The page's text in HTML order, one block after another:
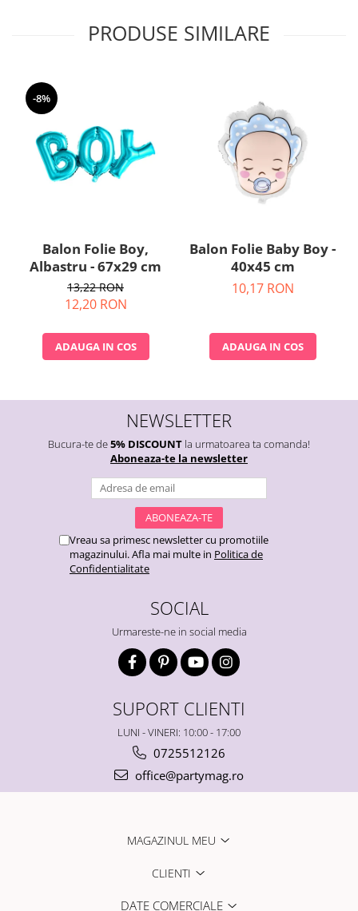
PRODUSE SIMILARE
-8%
Balon Folie Boy,
Albastru - 67x29 cm
13,22 RON
12,20 RON
ADAUGA IN COS
Balon Folie Baby Boy -
40x45 cm
10,17 RON
ADAUGA IN COS
NEWSLETTER
Bucura-te de5% DISCOUNT la urmatoarea ta comanda!
Aboneaza-te la newsletter
Vreau sa primesc newsletter cu promotiile
magazinului. Afla mai multe in Politica de
Confidentialitate
SOCIAL
Urmareste-ne in social media
SUPORT CLIENTI
LUNI - VINERI: 10:00 - 17:00
0725512126
office@partymag.ro
MAGAZINUL MEU
CLIENTI
DATE COMERCIALE